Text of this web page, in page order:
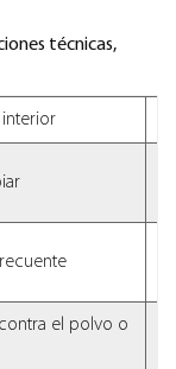
técnicas,
interior
el polvo o